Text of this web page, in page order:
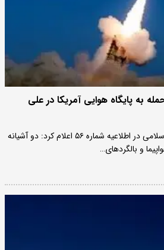
به پایگاه هوایی آمریکا در علی
عمومی سپاه پاسداران انقلاب اسلامی در اطلاعیه شماره ۵۶ اعلام کرد: دو آشیانه
و بالگردهای…